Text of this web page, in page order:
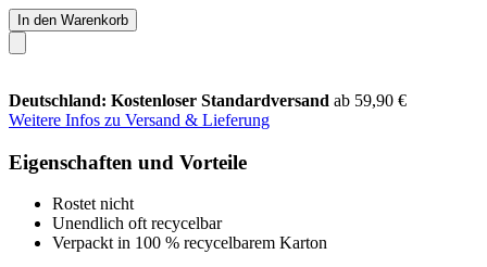
In den Warenkorb
Deutschland: Kostenloser Standardversand ab 59,90 €
Weitere Infos zu Versand & Lieferung
Eigenschaften und Vorteile
Rostet nicht
Unendlich oft recycelbar
Verpackt in 100 % recycelbarem Karton